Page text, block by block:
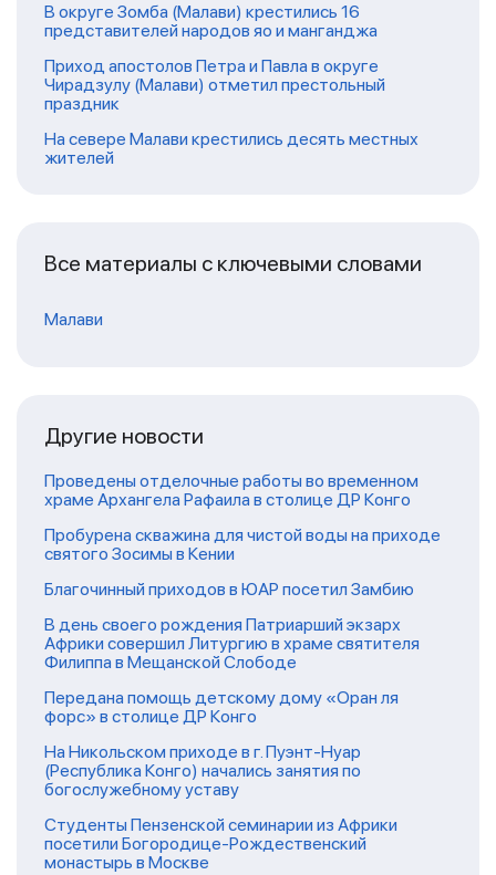
В округе Зомба (Малави) крестились 16
представителей народов яо и манганджа
Приход апостолов Петра и Павла в округе
Чирадзулу (Малави) отметил престольный
праздник
На севере Малави крестились десять местных
жителей
Все материалы с ключевыми словами
Малави
Другие новости
Проведены отделочные работы во временном
храме Архангела Рафаила в столице ДР Конго
Пробурена скважина для чистой воды на приходе
святого Зосимы в Кении
Благочинный приходов в ЮАР посетил Замбию
В день своего рождения Патриарший экзарх
Африки совершил Литургию в храме святителя
Филиппа в Мещанской Слободе
Передана помощь детскому дому «Оран ля
форс» в столице ДР Конго
На Никольском приходе в г. Пуэнт-Нуар
(Республика Конго) начались занятия по
богослужебному уставу
Студенты Пензенской семинарии из Африки
посетили Богородице-Рождественский
монастырь в Москве